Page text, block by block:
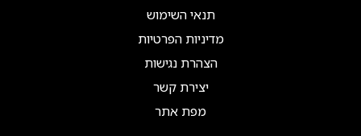
תנאי השימוש
מדיניות הפרטיות
הצהרת נגישות
יצירת קשר
מפת אתר